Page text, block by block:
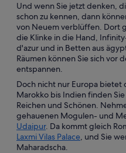
Und wenn Sie jetzt denken,
schon zu kennen, dann
von Neuem verblüffen. Dort
die Klinke in die Hand,
d'azur und in Betten aus
Räumen können Sie sich vor
entspannen.
Doch nicht nur Europa bietet
Marokko bis Indien finden
Reichen und Schönen.
gehauenen Mogulen- und
Udaipur. Da kommt gleich
Laxmi Vilas Palace, und Sie
Maharadscha.